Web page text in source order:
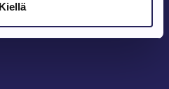
Kiellä